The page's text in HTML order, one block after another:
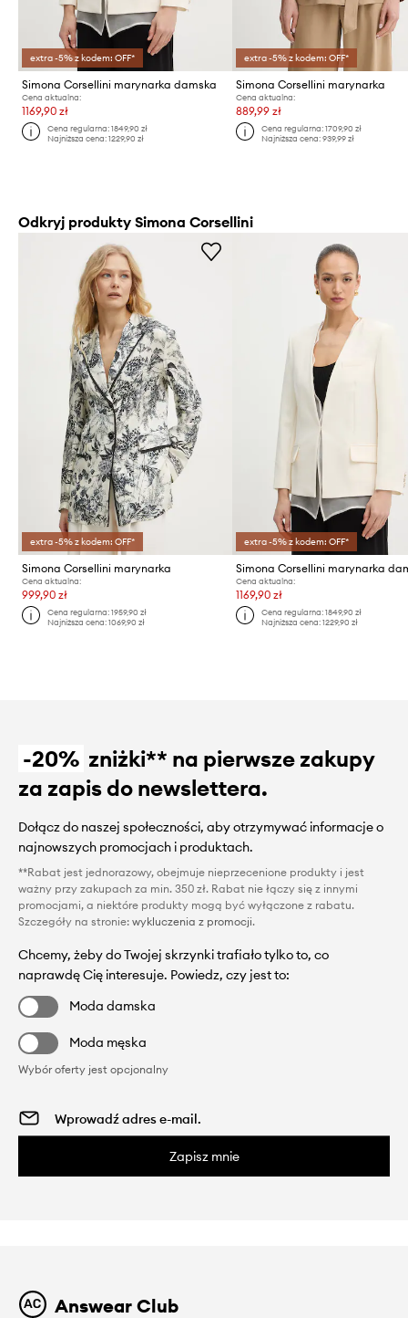
extra -5% z kodem: OFF*
Simona Corsellini marynarka damska
Cena aktualna:
1169,90 zł
Cena regularna:1849,90 zł
Najniższa cena:1229,90 zł
extra -5% z kodem: OFF*
Simona Corsellini marynarka
Cena aktualna:
889,99 zł
Cena regularna: 1709,90 zł
Najniższa cena: 939,99 zł
Odkryj produkty Simona Corsellini
extra -5% z kodem: OFF*
Simona Corsellini marynarka
Cena aktualna:
999,90 zł
Cena regularna:1959,90 zł
Najniższa cena:1069,90 zł
extra -5% z kodem: OFF*
Simona Corsellini marynarka
Cena aktualna:
1169,90 zł
Cena regularna: 1849,90 zł
Najniższa cena: 1229,90 zł
-20% zniżki** na pierwsze zakupy
za zapis do newslettera.
Dołącz do naszej społeczności, aby otrzymywać informacje o
najnowszych promocjach i produktach.
**Rabat jest jednorazowy, obejmuje nieprzecenione produkty i jest
ważny przy zakupach za min. 350 zł. Rabat nie łączy się z innymi
promocjami, a niektóre produkty mogą być wyłączone z rabatu.
Szczegóły na stronie: wykluczenia z promocji.
Chcemy, żeby do Twojej skrzynki trafiało tylko to, co
naprawdę Cię interesuje. Powiedz, czy jest to:
Moda damska
Moda męska
Wybór oferty jest opcjonalny
Zapisz mnie
Answear Club